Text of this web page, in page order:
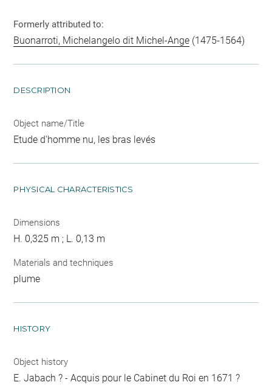
Formerly attributed to:
Buonarroti, Michelangelo dit Michel-Ange (1475-1564)
DESCRIPTION
Object name/Title
Etude d'homme nu, les bras levés
PHYSICAL CHARACTERISTICS
Dimensions
H. 0,325 m ; L. 0,13 m
Materials and techniques
plume
HISTORY
Object history
E. Jabach ? - Acquis pour le Cabinet du Roi en 1671 ?